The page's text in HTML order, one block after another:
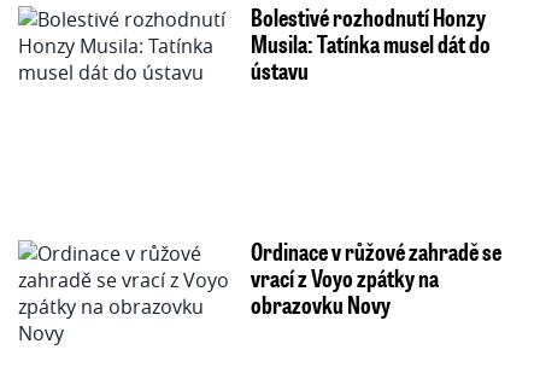
Bolestivé rozhodnutí Honzy
Musila: Tatínka musel dát do
ústavu
Ordinace v růžové zahradě se
vrací z Voyo zpátky na
obrazovku Novy